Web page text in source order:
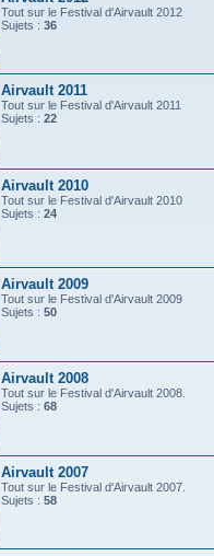
Tout sur le Festival d'Airvault 2012
Sujets : 36
Airvault 2011
Tout sur le Festival d'Airvault 2011
Sujets : 22
Airvault 2010
Tout sur le Festival d'Airvault 2010
Sujets : 24
Airvault 2009
Tout sur le Festival d'Airvault 2009
Sujets : 50
Airvault 2008
Tout sur le Festival d'Airvault 2008.
Sujets : 68
Airvault 2007
Tout sur le Festival d'Airvault 2007.
Sujets : 58